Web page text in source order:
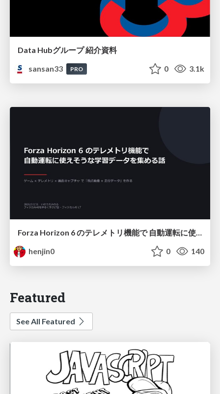
Data Hubグループ 紹介資料
sansan33
PRO 0 3.1k
Forza Horizon 6 のテレメトリ機能で 自動運転に使えそうな学習データを集める話
henjin0
0 140
Featured
See All Featured